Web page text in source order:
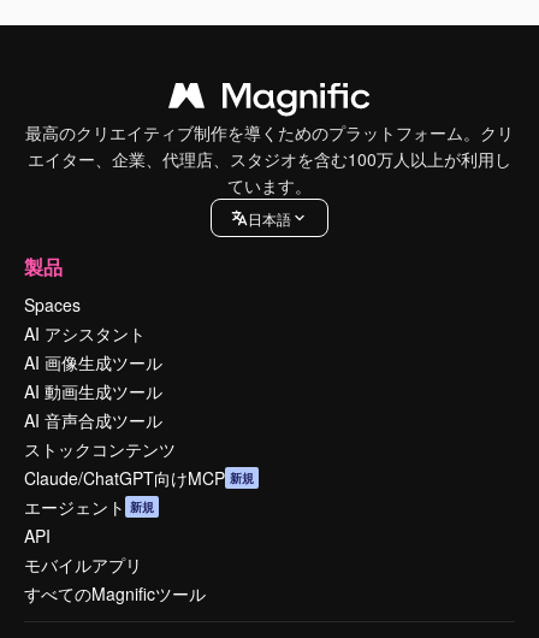
最高のクリエイティブ制作を導くためのプラットフォーム。クリ
エイター、企業、代理店、スタジオを含む100万人以上が利用し
ています。
日本語
製品
Spaces
AI アシスタント
AI 画像生成ツール
AI 動画生成ツール
AI 音声合成ツール
ストックコンテンツ
Claude/ChatGPT向けMCP 新規
エージェント 新規
API
モバイルアプリ
すべてのMagnificツール